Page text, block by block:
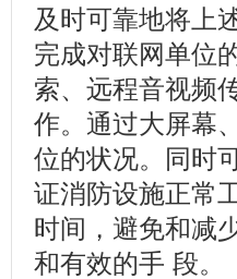
及时可靠地将上
完成对联网单位
索、远程音视频
作。通过大屏幕
位的状况。同时
证消防设施正常
时间，避免和减
和有效的手 段。